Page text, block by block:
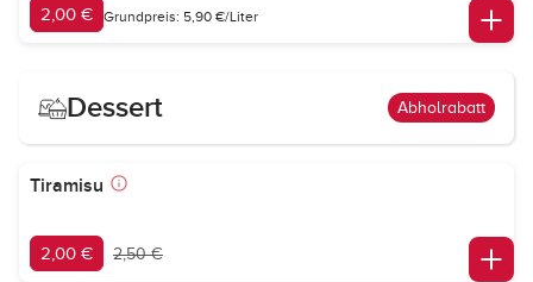
2,00 € Grundpreis: 5,90 €/Liter
Dessert Abholrabatt
Tiramisu
2,00 € 2,50 €